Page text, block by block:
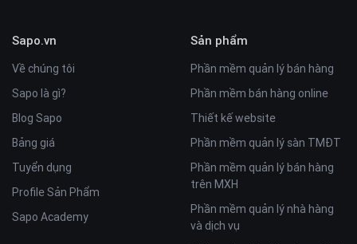
Sapo.vn
Về chúng tôi
Sapo là gì?
Blog Sapo
Bảng giá
Tuyển dụng
Profile Sản Phẩm
Sapo Academy
Sản phẩm
Phần mềm quản lý bán hàng
Phần mềm bán hàng online
Thiết kế website
Phần mềm quản lý sàn TMĐT
Phần mềm quản lý bán hàng
trên MXH
Phần mềm quản lý nhà hàng
và dịch vụ